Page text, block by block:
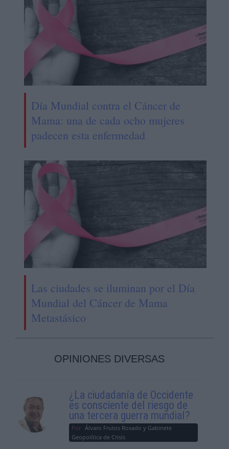
Día Mundial contra el Cáncer de
Mama: una de cada ocho mujeres
padecen esta enfermedad
Las ciudades se iluminan por el Día
Mundial del Cáncer de Mama
Metastásico
OPINIONES DIVERSAS
¿La ciudadanía de Occidente
es consciente del riesgo de
una tercera guerra mundial?
Por Álvaro Frutos Rosado y Gabinete
Geopolítica de Crisis